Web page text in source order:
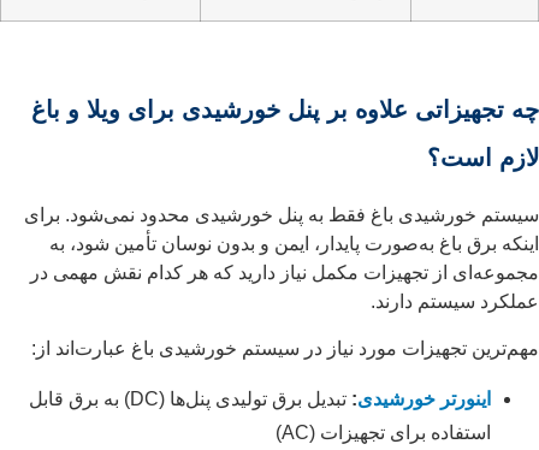
چه تجهیزاتی علاوه بر پنل خورشیدی برای ویلا و باغ
لازم است؟
سیستم خورشیدی باغ فقط به پنل خورشیدی محدود نمی‌شود. برای
اینکه برق باغ به‌صورت پایدار، ایمن و بدون نوسان تأمین شود، به
مجموعه‌ای از تجهیزات مکمل نیاز دارید که هر کدام نقش مهمی در
عملکرد سیستم دارند.
مهم‌ترین تجهیزات مورد نیاز در سیستم خورشیدی باغ عبارت‌اند از:
اینورتر خورشیدی:
تبدیل برق تولیدی پنل‌ها (DC) به برق قابل
استفاده برای تجهیزات (AC)